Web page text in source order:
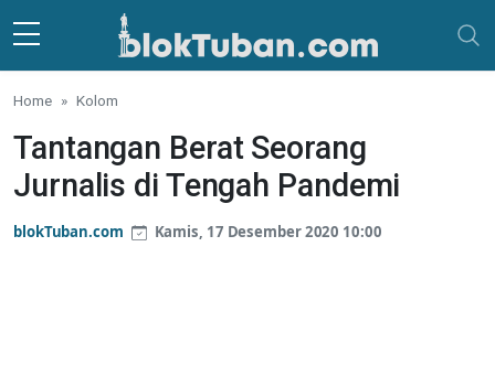
Skip to main content
Home Kolom
Tantangan Berat Seorang
Jurnalis di Tengah Pandemi
blokTuban.com Kamis, 17 Desember 2020 10:00